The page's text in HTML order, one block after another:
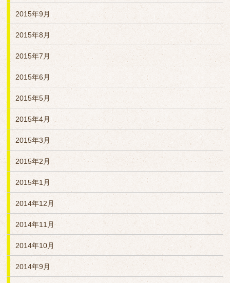
2015年9月
2015年8月
2015年7月
2015年6月
2015年5月
2015年4月
2015年3月
2015年2月
2015年1月
2014年12月
2014年11月
2014年10月
2014年9月